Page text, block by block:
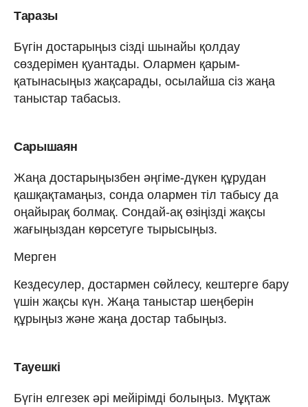
Таразы
Бүгін достарыңыз сізді шынайы қолдау
сөздерімен қуантады. Олармен қарым-
қатынасыңыз жақсарады, осылайша сіз жаңа
таныстар табасыз.
Сарышаян
Жаңа достарыңызбен әңгіме-дүкен құрудан
қашқақтамаңыз, сонда олармен тіл табысу да
оңайырақ болмақ. Сондай-ақ өзіңізді жақсы
жағыңыздан көрсетуге тырысыңыз.
Мерген
Кездесулер, достармен сөйлесу, кештерге бару
үшін жақсы күн. Жаңа таныстар шеңберін
құрыңыз және жаңа достар табыңыз.
Тауешкі
Бүгін елгезек әрі мейірімді болыңыз. Мұқтаж